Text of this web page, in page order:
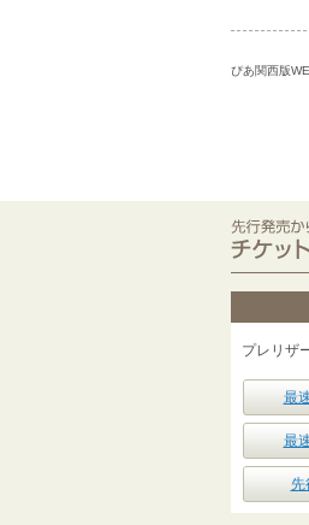
ぴあ関西版
プレリザ
最
最
先